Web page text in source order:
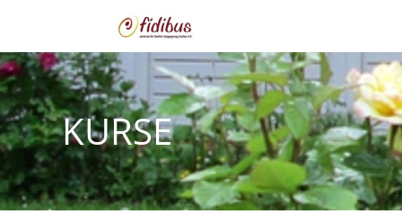
Zum Inhalt springen
KURSE